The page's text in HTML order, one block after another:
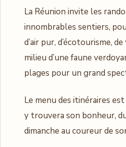
La Réunion invite les
innombrables sentiers,
d’air pur, d’écotourisme,
milieu d’une faune
plages pour un grand
Le menu des itinéraires
y trouvera son bonheur,
dimanche au coureur de